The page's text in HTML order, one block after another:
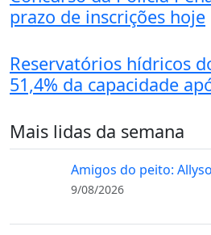
prazo de inscrições hoje
Reservatórios hídricos
51,4% da capacidade
Mais lidas da semana
Amigos do peito:
9/08/2026